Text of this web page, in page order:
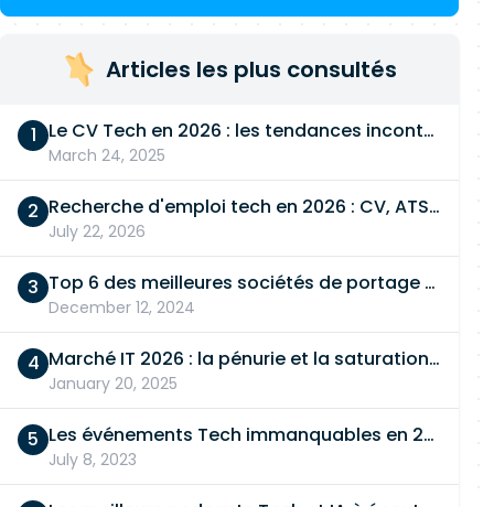
Articles les plus consultés
Le CV Tech en 2026 : les tendances incontournables
March 24, 2025
Recherche d'emploi tech en 2026 : CV, ATS, entretien… On vous dit tout
July 22, 2026
Top 6 des meilleures sociétés de portage salarial
December 12, 2024
Marché IT 2026 : la pénurie et la saturation, en même temps
January 20, 2025
Les événements Tech immanquables en 2026
July 8, 2023